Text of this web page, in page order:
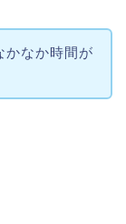
かなか時間が